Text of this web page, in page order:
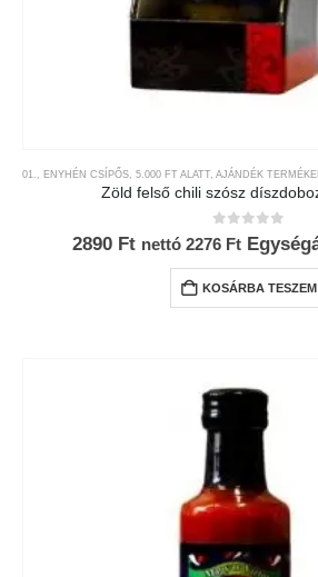
01., ENYHÉN CSÍPŐS 5.000 FT ALATT AJÁNDÉK
Zöld felső chili szósz
0 az 5-ből
2890 Ft nettó 2276 Ft
KOSÁRBA TESZEM